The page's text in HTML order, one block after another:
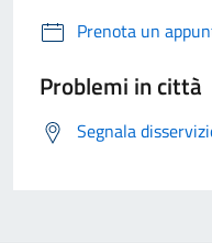
Prenota un
Problemi in città
Segnala